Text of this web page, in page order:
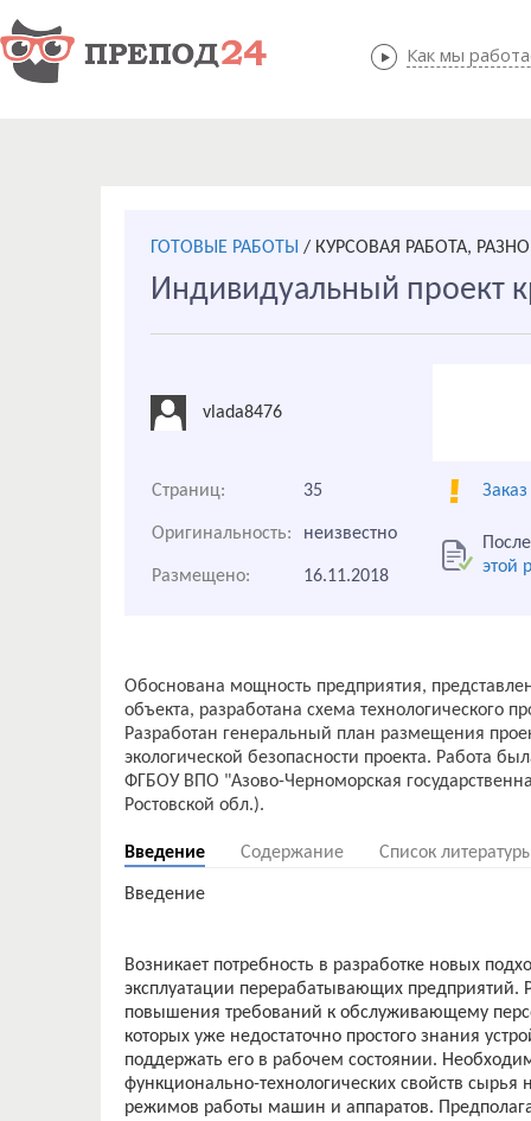
Как мы
Как мы
ГОТОВЫЕ РАБОТЫ / КУРСОВАЯ РАБОТА,
Индивидуальный проект
vlada8476
Страниц: 35
Оригинальность: неизвестно
этой
Размещено: 16.11.2018
Обоснована мощность предприятия,
объекта, разработана схема технологического
Разработан генеральный план размещения
экологической безопасности проекта. Работа
ФГБОУ ВПО "Азово-Черноморская
Введение Содержание Список
Введение
Возникает потребность в разработке новых
эксплуатации перерабатывающих предприятий.
повышения требований к обслуживающему
которых уже недостаточно простого знания
поддержать его в рабочем состоянии.
функционально-технологических свойств сырья
режимов работы машин и аппаратов.